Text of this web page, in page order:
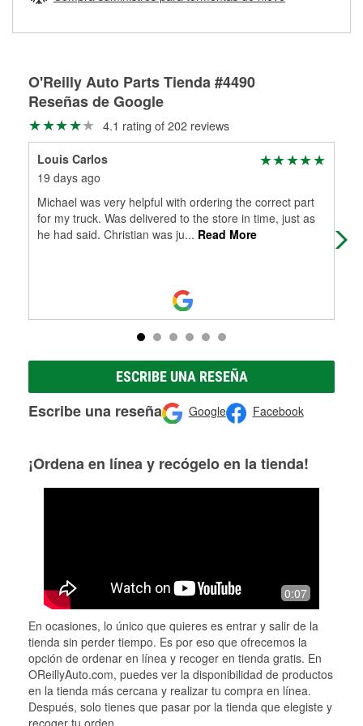
partes de reemplazo correctas para tu reparación.
O'Reilly Auto Parts Tienda #4490
Reseñas de Google
4.1 rating of 202 reviews
Louis Carlos
19 days ago
Michael was very helpful with ordering the correct part
for my truck. Was delivered to the store in time, just as
he had said. Christian was ju... Read More
ESCRIBE UNA RESEÑA
Escribe una reseña Google Facebook
¡Ordena en línea y recógelo en la tienda!
0:07
En ocasiones, lo único que quieres es entrar y salir de la
tienda sin perder tiempo. Es por eso que ofrecemos la
opción de ordenar en línea y recoger en tienda gratis. En
OReillyAuto.com, puedes ver la disponibilidad de productos
en la tienda más cercana y realizar tu compra en línea.
Después, solo tienes que pasar por la tienda que elegiste y
recoger tu orden.